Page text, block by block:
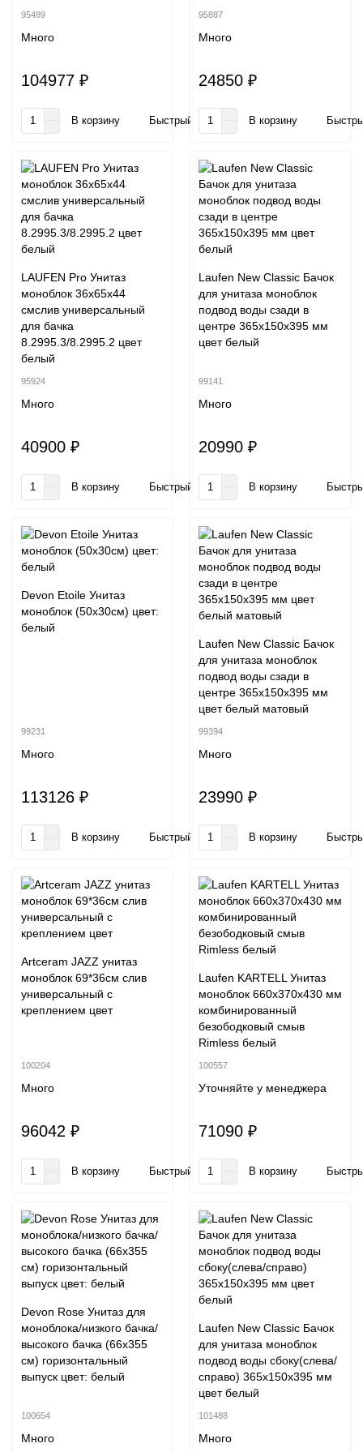
95489
Много
104977 ₽
В корзину Быстрый заказ
95887
Много
24850 ₽
В корзину
LAUFEN Pro Унитаз
моноблок 36х65х44
смслив универсальный
для бачка
8.2995.3/8.2995.2 цвет
белый
95924
Много
40900 ₽
В корзину Быстрый заказ
Laufen New Classic Бачок
для унитаза моноблок
подвод воды сзади в
центре 365х150х395 мм
цвет белый
99141
Много
20990 ₽
В корзину
Devon Etoile Унитаз
моноблок (50х30см) цвет:
белый
99231
Много
113126 ₽
В корзину Быстрый заказ
Laufen New Classic Бачок
для унитаза моноблок
подвод воды сзади в
центре 365х150х395 мм
цвет белый матовый
99394
Много
23990 ₽
В корзину
Artceram JAZZ унитаз
моноблок 69*36см слив
универсальный с
креплением цвет
100204
Много
96042 ₽
В корзину Быстрый заказ
Laufen KARTELL Унитаз
моноблок 660x370x430 мм
комбинированный
безободковый смыв
Rimless белый
100557
Уточняйте у менеджера
71090 ₽
В корзину
Devon Rose Унитаз для
моноблока/низкого бачка/
высокого бачка (66x355
cм) горизонтальный
выпуск цвет: белый
100654
Много
Laufen New Classic Бачок
для унитаза моноблок
подвод воды сбоку(слева/
справо) 365х150х395 мм
цвет белый
101488
Много